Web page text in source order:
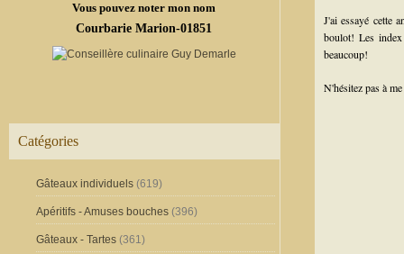
Vous pouvez noter mon nom
Courbarie Marion-01851
Catégories
Gâteaux individuels (619)
Apéritifs - Amuses bouches (396)
Gâteaux - Tartes (361)
J'ai essayé cette
boulot! Les
beaucoup!
N'hésitez pas à